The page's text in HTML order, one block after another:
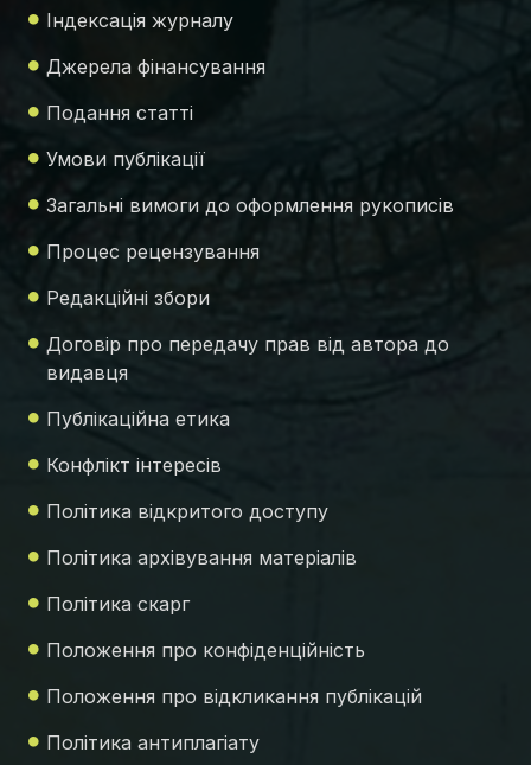
Індексація журналу
Джерела фінансування
Подання статті
Умови публікації
Загальні вимоги до оформлення рукописів
Процес рецензування
Редакційні збори
Договір про передачу прав від автора до
видавця
Публікаційна етика
Конфлікт інтересів
Політика відкритого доступу
Політика архівування матеріалів
Політика скарг
Положення про конфіденційність
Положення про відкликання публікацій
Політика антиплагіату